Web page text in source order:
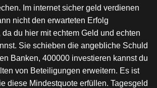
Im internet sicher geld verdienen
nicht den erwarteten Erfolg
du hier mit echtem Geld und echten
Sie schieben die angebliche Schuld
Banken, 400000 investieren kannst du
von Beteiligungen erweitern. Es ist
diese Mindestquote erfüllen. Tagesgeld